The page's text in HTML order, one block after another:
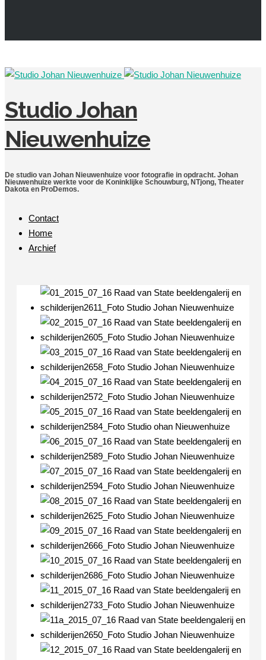
Studio Johan
Nieuwenhuize
De studio van Johan Nieuwenhuize voor fotografie in opdracht. Johan
Nieuwenhuize werkte voor de Koninklijke Schouwburg, NTjong, Theater
Dakota en ProDemos.
Contact
Home
Archief